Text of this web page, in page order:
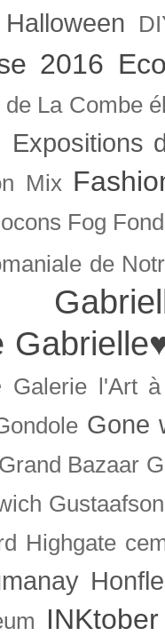
2016
La Combe
Expositions
Mix
Fog
de
Galerie l'Art
Gone
Grand Bazaar
Gustaafson
Highgate
INKtober